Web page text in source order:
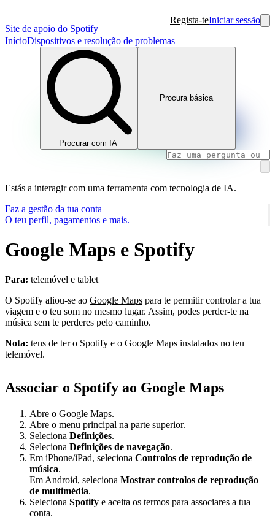
Site de apoio do Spotify
Regista-teIniciar sessão
InícioDispositivos e resolução de problemas
Procurar com IA
Procura básica
Estás a interagir com uma ferramenta com tecnologia de IA.
Faz a gestão da tua conta
O teu perfil, pagamentos e mais.
Google Maps e Spotify
Para: telemóvel e tablet
O Spotify aliou-se ao Google Maps para te permitir controlar a tua
viagem e o teu som no mesmo lugar. Assim, podes perder-te na
música sem te perderes pelo caminho.
Nota: tens de ter o Spotify e o Google Maps instalados no teu
telemóvel.
Associar o Spotify ao Google Maps
Abre o Google Maps.
Abre o menu principal na parte superior.
Seleciona Definições.
Seleciona Definições de navegação.
Em iPhone/iPad, seleciona Controlos de reprodução de
música.
Em Android, seleciona Mostrar controlos de reprodução
de multimédia.
Seleciona Spotify e aceita os termos para associares a tua
conta.